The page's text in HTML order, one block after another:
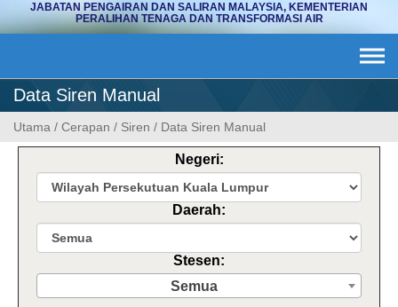
JABATAN PENGAIRAN DAN SALIRAN MALAYSIA, KEMENTERIAN
PERALIHAN TENAGA DAN TRANSFORMASI AIR
Data Siren Manual
Utama / Cerapan / Siren / Data Siren Manual
Negeri:
Daerah:
Stesen:
Semua